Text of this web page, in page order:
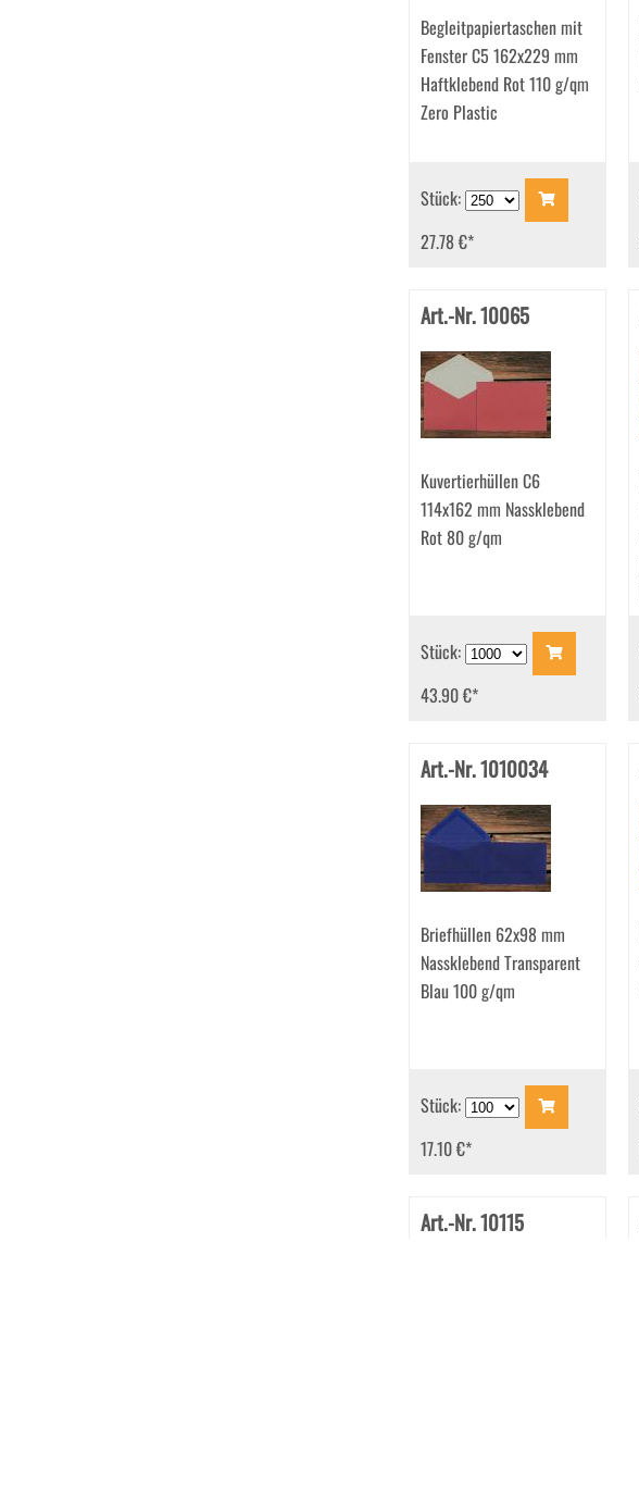
Begleitpapiertaschen mit
Fenster C5 162x229 mm
Haftklebend Rot 110 g/qm
Zero Plastic
Stück:
27.78 €*
Art.-Nr. 10065
Kuvertierhüllen C6
114x162 mm Nassklebend
Rot 80 g/qm
Stück:
43.90 €*
Art.-Nr. 1010034
Briefhüllen 62x98 mm
Nassklebend Transparent
Blau 100 g/qm
Stück:
17.10 €*
Art.-Nr. 10115